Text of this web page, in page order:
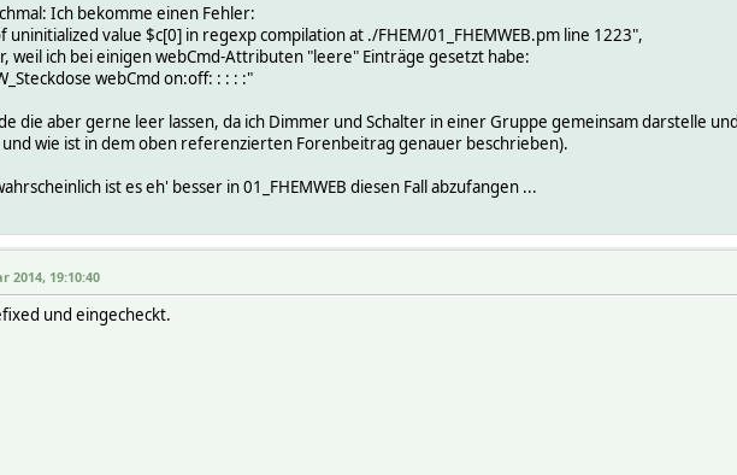
Ich bekomme einen Fehler:
uninitialized value $c[0] in regexp compilation at ./FHEM/01_FHEMWEB.pm line 1223",
weil ich bei einigen webCmd-Attributen "leere" Einträge gesetzt habe:
webCmd on:off: : : : :"
die aber gerne leer lassen, da ich Dimmer und Schalter in einer Gruppe gemeinsam darstelle
wie ist in dem oben referenzierten Forenbeitrag genauer beschrieben).
ist es eh' besser in 01_FHEMWEB diesen Fall abzufangen ...
2014, 19:10:40
und eingecheckt.